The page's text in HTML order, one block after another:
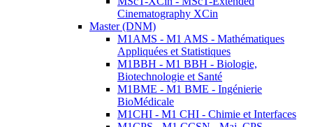
Cinematography XCin
Master (DNM)
M1AMS - M1 AMS - Mathématiques
Appliquées et Statistiques
M1BBH - M1 BBH - Biologie,
Biotechnologie et Santé
M1BME - M1 BME - Ingénierie
BioMédicale
M1CHI - M1 CHI - Chimie et Interfaces